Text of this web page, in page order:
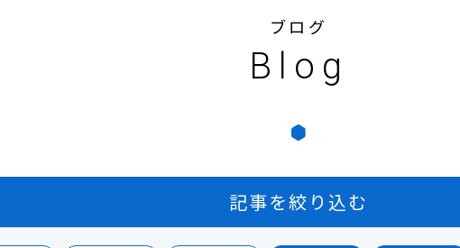
ブログ
Blog
記事を絞り込む